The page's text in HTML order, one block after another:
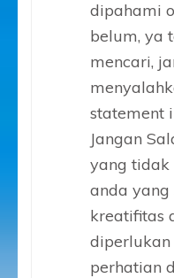
dipahami
belum, ya
mencari,
statement
Jangan
yang
anda yang
kreatifitas
perhatian